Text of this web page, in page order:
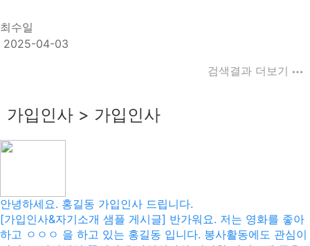
최수일
2025-04-03
검색결과 더보기
가입인사 > 가입인사
안녕하세요. 홍길동 가입인사 드립니다.
[가입인사&자기소개 샘플 게시글] 반가워요. 저는 영화를 좋아
하고 ㅇㅇㅇ 을 하고 있는 홍길동 입니다. 봉사활동에도 관심이